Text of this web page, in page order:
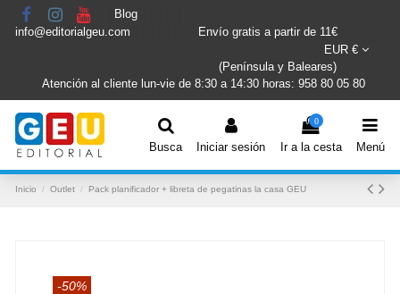
Blog
info@editorialgeu.com
Envío gratis a partir de 11€
EUR €
(Península y Baleares)
Atención al cliente lun-vie de 8:30 a 14:30 horas: 958 80 05 80
Busca Iniciar sesión
0
Ir a la cesta Menú
Inicio Outlet Pack planificador + libreta de pegatinas la casa GEU
-50%